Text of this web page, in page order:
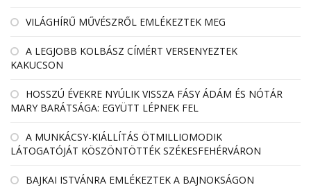
VILÁGHÍRŰ MŰVÉSZRŐL EMLÉKEZTEK MEG
A LEGJOBB KOLBÁSZ CÍMÉRT VERSENYEZTEK
KAKUCSON
HOSSZÚ ÉVEKRE NYÚLIK VISSZA FÁSY ÁDÁM ÉS NÓTÁR
MARY BARÁTSÁGA: EGYÜTT LÉPNEK FEL
A MUNKÁCSY-KIÁLLÍTÁS ÖTMILLIOMODIK
LÁTOGATÓJÁT KÖSZÖNTÖTTÉK SZÉKESFEHÉRVÁRON
BAJKAI ISTVÁNRA EMLÉKEZTEK A BAJNOKSÁGON